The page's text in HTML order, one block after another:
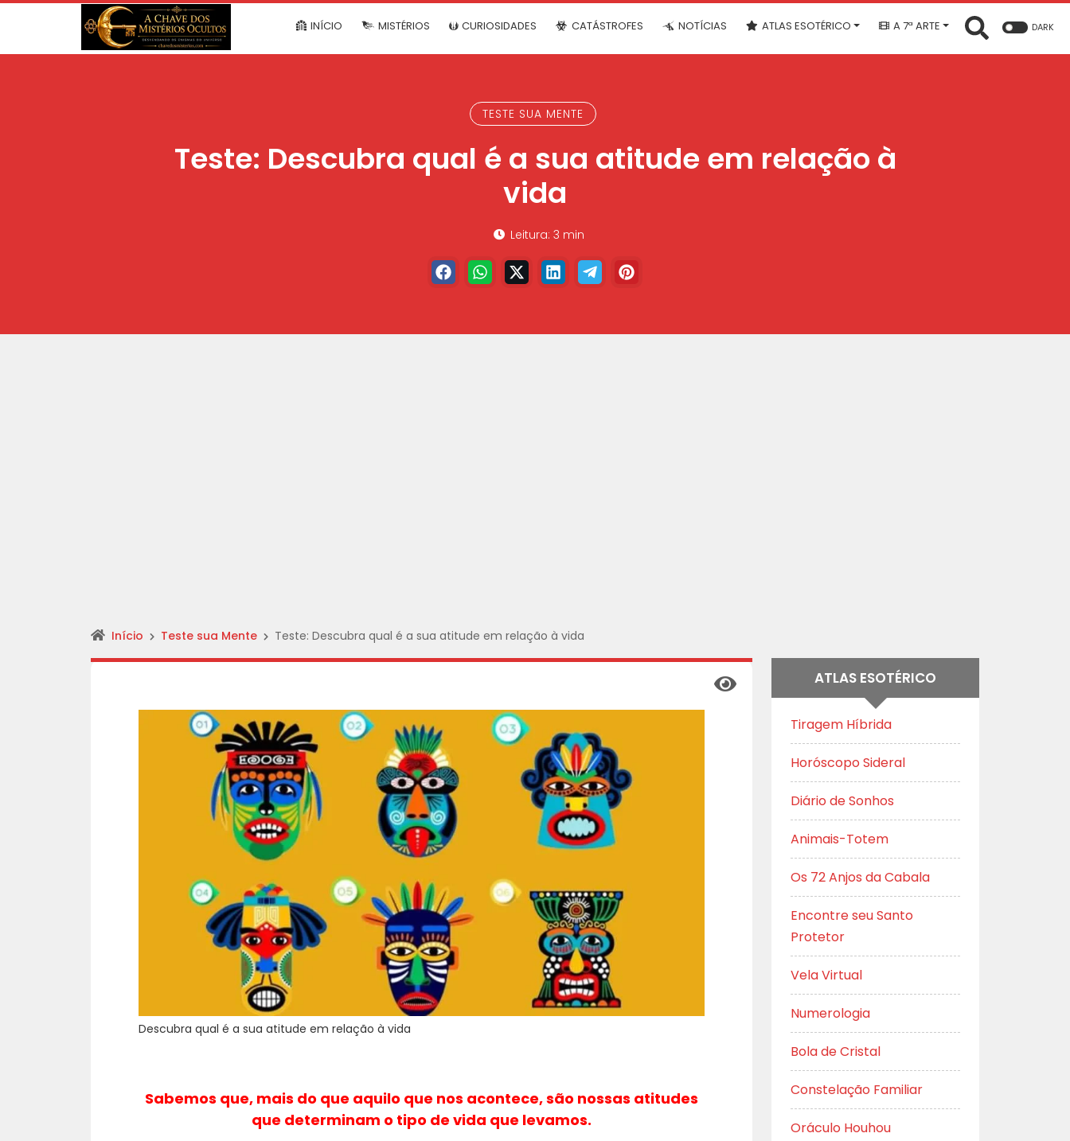
INÍCIO MISTÉRIOS CURIOSIDADES CATÁSTROFES NOTÍCIAS ATLAS ESOTÉRICO A 7ª ARTE DARK
TESTE SUA MENTE
Teste: Descubra qual é a sua atitude em relação à
vida
Leitura: 3 min
Início Teste sua Mente Teste: Descubra qual é a sua atitude em relação à vida
Descubra qual é a sua atitude em relação à vida
Sabemos que, mais do que aquilo que nos acontece, são nossas atitudes
que determinam o tipo de vida que levamos.
ATLAS ESOTÉRICO
Tiragem Híbrida
Horóscopo Sideral
Diário de Sonhos
Animais-Totem
Os 72 Anjos da Cabala
Encontre seu Santo
Protetor
Vela Virtual
Numerologia
Bola de Cristal
Constelação Familiar
Oráculo Houhou